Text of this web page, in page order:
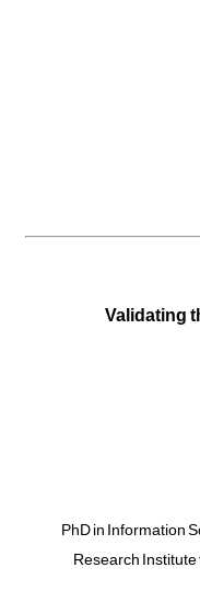
"Validating
PhD in Information
Research